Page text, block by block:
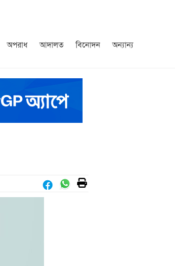
অপরাধ আদালত বিনোদন অন্যান্য